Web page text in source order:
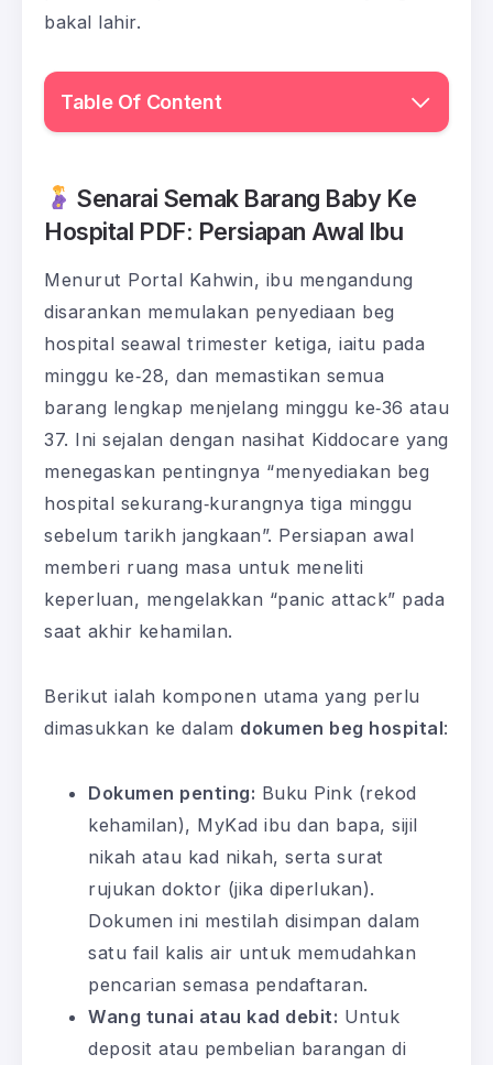
bakal lahir.
Table Of Content
Senarai Semak Barang Baby Ke
Hospital PDF: Persiapan Awal Ibu
Menurut Portal Kahwin, ibu mengandung
disarankan memulakan penyediaan beg
hospital seawal trimester ketiga, iaitu pada
minggu ke‑28, dan memastikan semua
barang lengkap menjelang minggu ke‑36 atau
37. Ini sejalan dengan nasihat Kiddocare yang
menegaskan pentingnya “menyediakan beg
hospital sekurang‑kurangnya tiga minggu
sebelum tarikh jangkaan”. Persiapan awal
memberi ruang masa untuk meneliti
keperluan, mengelakkan “panic attack” pada
saat akhir kehamilan.
Berikut ialah komponen utama yang perlu
dimasukkan ke dalam dokumen beg hospital:
Dokumen penting: Buku Pink (rekod
kehamilan), MyKad ibu dan bapa, sijil
nikah atau kad nikah, serta surat
rujukan doktor (jika diperlukan).
Dokumen ini mestilah disimpan dalam
satu fail kalis air untuk memudahkan
pencarian semasa pendaftaran.
Wang tunai atau kad debit: Untuk
deposit atau pembelian barangan di